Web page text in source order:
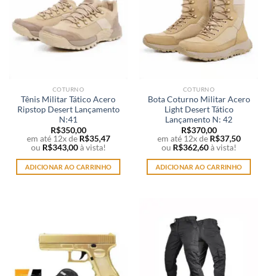
As
opções
podem
ser
escolhidas
do
produto
COTURNO
Tênis Militar Tático Acero
Ripstop Desert Lançamento
N:41
R$350,00
em até 12x de R$35,47
ou R$343,00 à vista!
ADICIONAR AO CARRINHO
COTURNO
Bota Coturno Militar Acero
Light Desert Tático
Lançamento N: 42
R$370,00
em até 12x de R$37,50
ou R$362,60 à vista!
ADICIONAR AO CARRINHO